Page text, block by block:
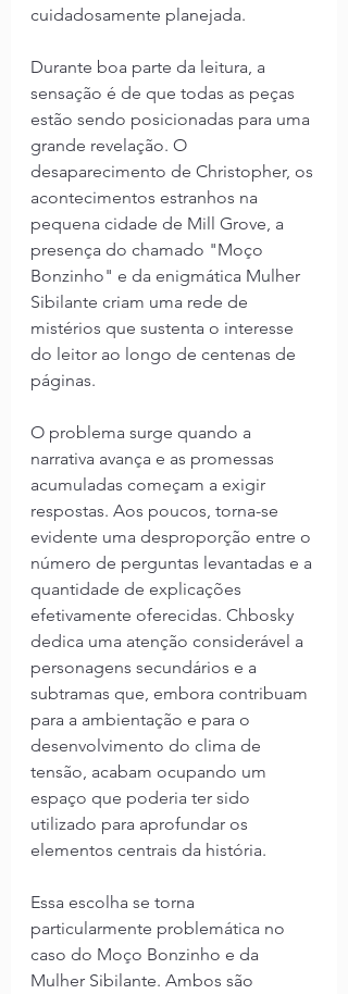
cuidadosamente planejada.
Durante boa parte da leitura, a
sensação é de que todas as peças
estão sendo posicionadas para uma
grande revelação. O
desaparecimento de Christopher, os
acontecimentos estranhos na
pequena cidade de Mill Grove, a
presença do chamado "Moço
Bonzinho" e da enigmática Mulher
Sibilante criam uma rede de
mistérios que sustenta o interesse
do leitor ao longo de centenas de
páginas.
O problema surge quando a
narrativa avança e as promessas
acumuladas começam a exigir
respostas. Aos poucos, torna-se
evidente uma desproporção entre o
número de perguntas levantadas e a
quantidade de explicações
efetivamente oferecidas. Chbosky
dedica uma atenção considerável a
personagens secundários e a
subtramas que, embora contribuam
para a ambientação e para o
desenvolvimento do clima de
tensão, acabam ocupando um
espaço que poderia ter sido
utilizado para aprofundar os
elementos centrais da história.
Essa escolha se torna
particularmente problemática no
caso do Moço Bonzinho e da
Mulher Sibilante. Ambos são